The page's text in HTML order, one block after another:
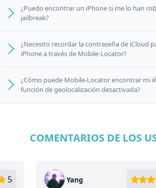
¿Puedo encontrar un iPhone si me lo han
jailbreak?
¿Necesito recordar la contraseña de iCloud
iPhone a través de Mobile-Locator?
¿Cómo puede Mobile-Locator encontrar mi
función de geolocalización desactivada?
COMENTARIOS DE LOS